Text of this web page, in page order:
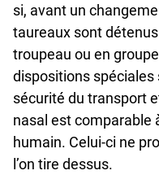
si, avant un
taureaux sont
troupeau ou en
dispositions spéciales
sécurité du transport
nasal est comparable
humain. Celui-ci ne
l’on tire dessus.